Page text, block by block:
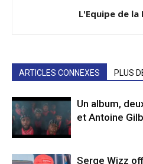
L'Equipe de la
ARTICLES CONNEXES PLUS
Un album,
et Antoine
Serge Wizz